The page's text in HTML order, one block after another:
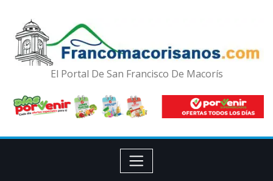
El Portal De San Francisco De Macorís